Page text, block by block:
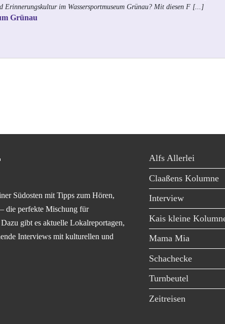
Erinnerungskultur im Wassersportmuseum Grünau? Mit diesen F [...]
Grünau
Südosten mit Tipps zum Hören,
die perfekte Mischung für
gibt es aktuelle Lokalreportagen,
Interviews mit kulturellen und
Alfs Allerlei
Claaßens Kolumne
Interview
Kais kleine
Mama Mia
Schachecke
Turnbeutel
Zeitreisen